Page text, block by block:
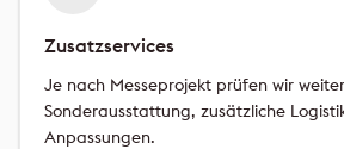
Zusatzservices
Je nach Messeprojekt prüfen wir
Sonderausstattung, zusätzliche
Anpassungen.